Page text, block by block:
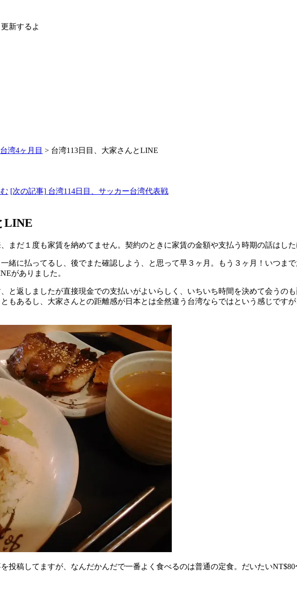
新するよ
台湾4ヶ月目 > 台湾113日目、大家さんとLINE
[次の記事] 台湾114日目、サッカー台湾代表戦
LINE
まだ１度も家賃を納めてません。契約のときに家賃の金額や支払う時期の話はし
緒に払ってるし、後でまた確認しよう、と思って早３ヶ月。もう３ヶ月！いつま
がありました。
と返しましたが直接現金での支払いがよいらしく、いちいち時間を決めて会うの
もあるし、大家さんとの距離感が日本とは全然違う台湾ならではという感じです
投稿してますが、なんだかんだで一番よく食べるのは普通の定食。だいたい